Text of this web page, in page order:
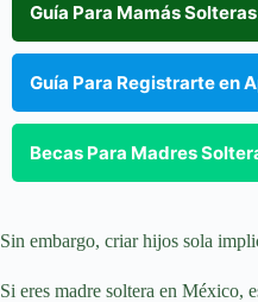
Guía Para Mamás
Guía Para Registrarte en
Becas Para Madres
Sin embargo, criar hijos sola
Si eres madre soltera en México,